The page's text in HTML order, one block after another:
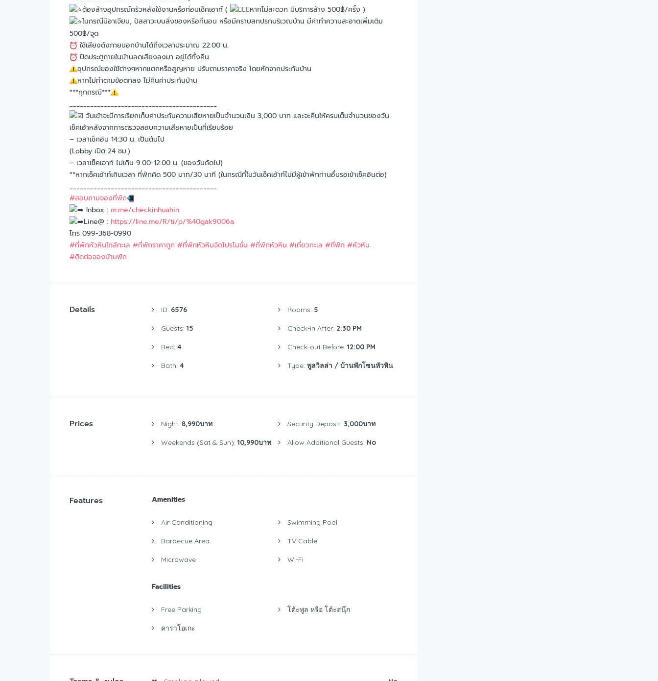
ต้องล้างอุปกรณ์ครัวหลังใช้งานหรือก่อนเช็คเอาท์ (
หากไม่สะดวก มีบริการล้าง 500฿/ครั้ง )
ในกรณีมีอาเจียน, ปัสสาวะบนสิ่งของหรือที่นอน หรือมีคราบสกปรกบริเวณบ้าน มีค่าทำความสะอาดเพิ่มเติม
500฿/จุด
ใช้เสียงดังภายนอกบ้านได้ถึงเวลาประมาณ 22.00 น.
ปิดประตูภายในบ้านลดเสียงลงมา อยู่ได้ทั้งคืน
อุปกรณ์ของใช้ต่างๆหากแตกหรือสูญหาย ปรับตามราคาจริง โดยหักจากประกันบ้าน
หากไม่ทำตามข้อตกลง ไม่คืนค่าประกันบ้าน
***ทุกกรณี***
___________________________________________
วันเข้าจะมีการเรียกเก็บค่าประกันความเสียหายเป็นจำนวนเงิน 3,000 บาท และจะคืนให้ครบเต็มจำนวนของวัน
เช็คเอ้าหลังจากการตรวจสอบความเสียหายเป็นที่เรียบร้อย
– เวลาเช็คอิน 14:30 น. เป็นต้นไป
(Lobby เปิด 24 ชม.)​
– เวลาเช็คเอาท์ ไม่เกิน 9.00-12.00 น. (ของวันถัดไป)
**หากเช็คเอ้าท์เกินเวลา ที่พักคิด 500 บาท/30 นาที (ในกรณีที่ในวันเช็คเอ้าท์ไม่มีผู้เข้าพักท่านอื่นรอเข้าเช็คอินต่อ)​
___________________________________________
#สอบถามจองที่พัก
Inbox : m.me/checkinhuahin
Line@ : https://line.me/R/ti/p/%40gak9006a
โทร 099-368-0990
#ที่พักหัวหินใกล้ทะเล #ที่พักราคาถูก #ที่พักหัวหินจัดโปรโมชั่น #ที่พักหัวหิน #เที่ยวทะเล #ที่พัก #หัวหิน
#ติดต่อจองบ้านพัก
Details ID: 6576
Guests: 15
Bed: 4
Bath: 4
Rooms: 5
Check-in After: 2:30 PM
Check-out Before: 12:00 PM
Type: พูลวิลล่า / บ้านพักโซนหัวหิน
Prices Night: 8,990บาท
Weekends (Sat & Sun): 10,990บาท
Security Deposit: 3,000บาท
Allow Additional Guests: No
Features Amenities
Air Conditioning
Barbecue Area
Microwave
Swimming Pool
TV Cable
Wi-Fi
Facilities
Free Parking
คาราโอเกะ
โต้ะพูล หรือ โต้ะสนุ๊ก